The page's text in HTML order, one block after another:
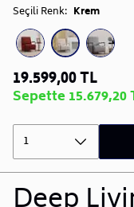
Seçili Renk: Krem
19.599,00 TL
Sepette 15.679,20
1